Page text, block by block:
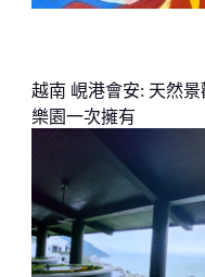
越南 峴港會安: 天然
樂園一次擁有